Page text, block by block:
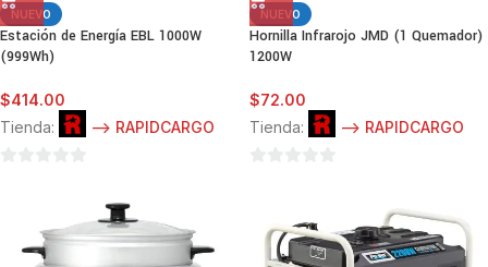
NUEVO
Estación de Energía EBL 1000W
(999Wh)
$414.00
Tienda:
--> RAPIDCARGO
NUEVO
Hornilla Infrarojo JMD (1 Quemador)
1200W
$72.00
Tienda:
--> RAPIDCARGO